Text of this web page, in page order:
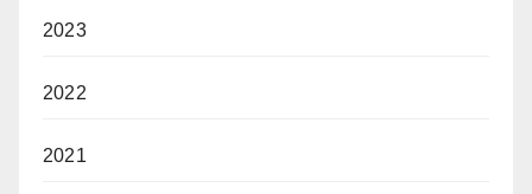
2023
2022
2021